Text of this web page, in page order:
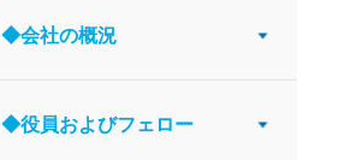
◆会社の概況
◆役員およびフェロー